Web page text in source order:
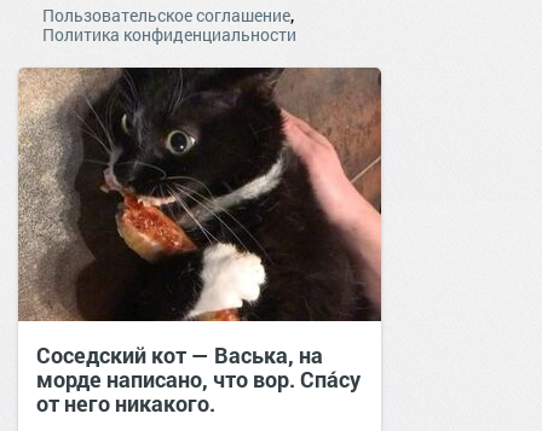
Пользовательское соглашение,
Политика конфиденциальности
Соседский кот — Васька, на
морде написано, что вор. Спáсу
от него никакого.